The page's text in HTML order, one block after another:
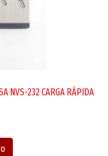
NVS-232 CARGA RÁPIDA